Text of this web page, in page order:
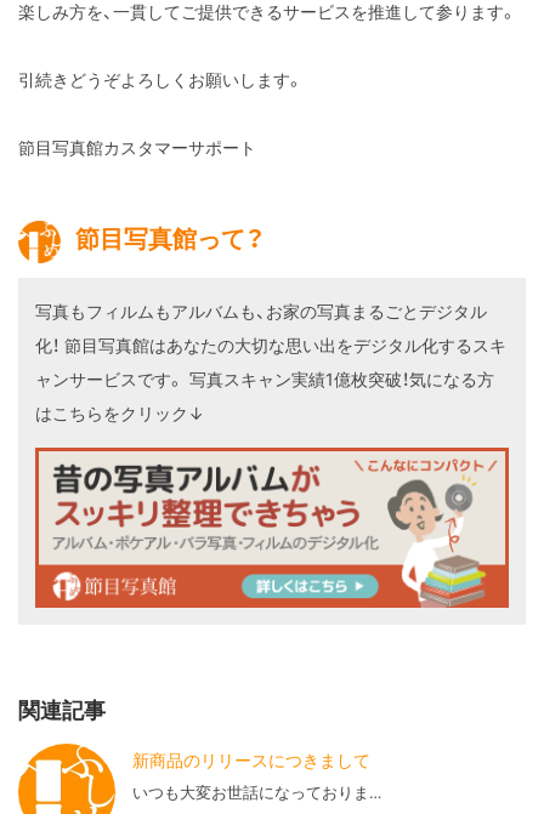
楽しみ方を、一貫してご提供できるサービスを推進して参ります。
引続きどうぞよろしくお願いします。
節目写真館カスタマーサポート
節目写真館って？
写真もフィルムもアルバムも、お家の写真まるごとデジタル
化！ 節目写真館はあなたの大切な思い出をデジタル化するスキ
ャンサービスです。 写真スキャン実績1億枚突破！気になる方
はこちらをクリック↓
関連記事
新商品のリリースにつきまして
いつも大変お世話になっておりま…